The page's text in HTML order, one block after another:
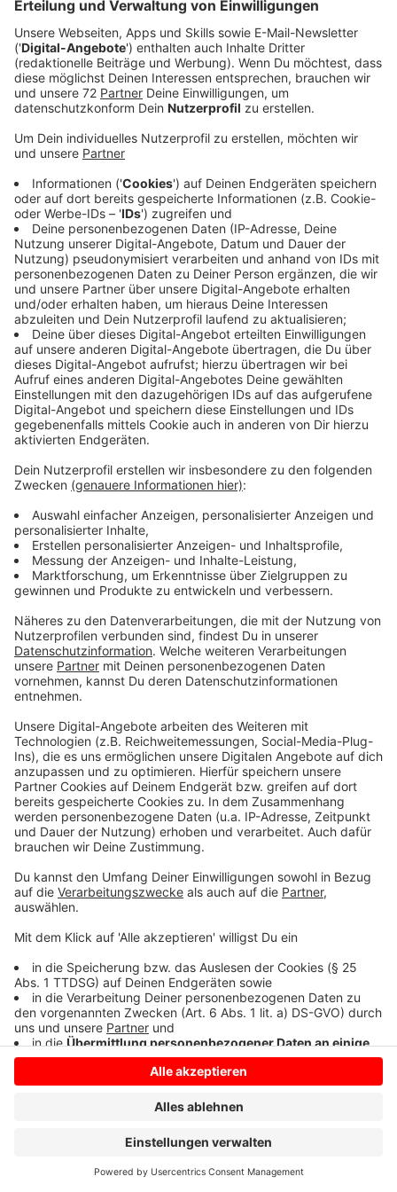
erreicht.
Veröffentlicht:Montag, 22.12.2025 13:08
Das Amt für Klimaschutz und Nachhaltigkeit des
Kreises Steinfurt blickt auf ein ereignisreiches Jahr
2025 zurück. Die Kampagne "#zukunftsfit: Leben und
Arbeiten in zukunftssicheren Gebäuden" hat wichtige
Impulse für Klimaschutz und Nachhaltigkeit gesetzt.
Trotz globaler Krisen und wirtschaftlicher
Unsicherheiten fanden die Angebote großen Anklang
bei den Bürgerinnen und Bürgern der Region.
Mehr als 2.500 Menschen nahmen an über 80
Veranstaltungen teil, darunter Info-Veranstaltungen,
Beratungen und Exkursionen. Besonders gefragt waren
Themen wie Solarenergie, Wärmepumpen und
Wärmepumpen-Infotag im November, der über 500
Anzeige
Klimaschutz bleibt alltagstauglich – Ausblick
auf 2026
Anzeige
niedrigschwellige Beratungsangebote und konkrete
Lösungen für die Menschen vor Ort. Die Kampagne
#zukunftsfit und der Gebäudesektor bleiben zentrale
Themen. Ziel ist es, Klimaschutz und
Zukunftsorientierung weiterhin Hand in Hand zu
gestalten.
Anzeige
Anzeige